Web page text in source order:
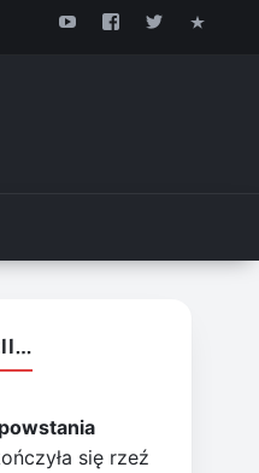
się rzeź